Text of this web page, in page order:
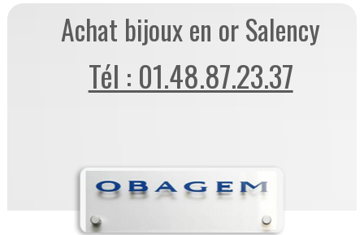
Achat bijoux en or Salency
Tél : 01.48.87.23.37